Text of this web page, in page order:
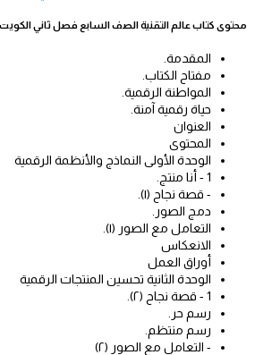
محتوى كتاب عالم التقنية الصف السابع فصل ثاني الكويت
المقدمة.
مفتاح الكتاب.
المواطنة الرقمية.
حياة رقمية آمنة.
العنوان
المحتوى
الوحدة الأولى النماذج والأنظمة الرقمية
1 - أنا منتج.
- قصة نجاح (۱).
دمج الصور.
التعامل مع الصور (۱).
الانعكاس
أوراق العمل
الوحدة الثانية تحسين المنتجات الرقمية
1 - قصة نجاح (۲).
رسم حر.
رسم منتظم.
- التعامل مع الصور (۲)